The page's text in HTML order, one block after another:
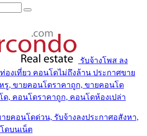
รับจ้างโพส ลง
องเที่ยว คอนโดไม่ถึงล้าน ประกาศขาย
รู, ขายคอนโดราคาถูก, ขายคอนโด
ด, คอนโดราคาถูก, คอนโดห้องเปล่า
ยคอนโดด่วน, รับจ้างลงประกาศอสังหา,
ดบนเน็ต